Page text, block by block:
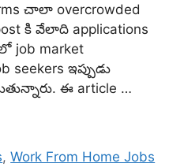
చాలా overcrowded
కి వేలాది applications
job market
ఇప్పుడు
ఈ article …
,Work From Home Jobs